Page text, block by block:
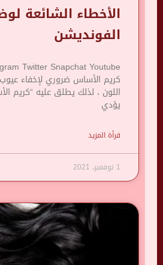
الأخطاء الشائعة
الفونديشن
كريم الأساس ضروري لإخفاء
اللون ، لذلك يطلق عليه “كريم
يؤدي
قرأة المزيد
1 نوفمبر، 2021